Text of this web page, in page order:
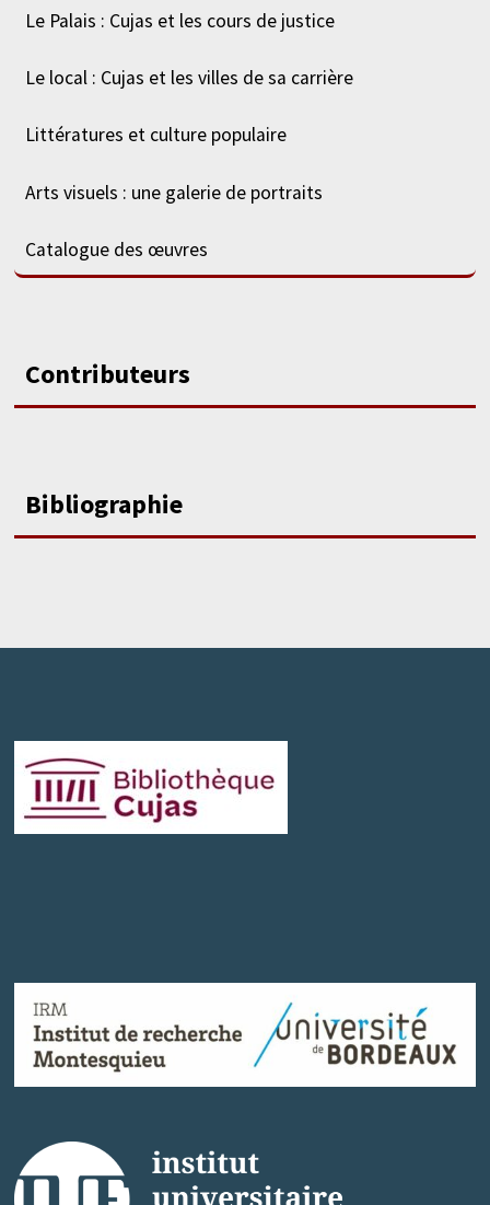
Le Palais : Cujas et les cours de justice
Le local : Cujas et les villes de sa carrière
Littératures et culture populaire
Arts visuels : une galerie de portraits
Catalogue des œuvres
Contributeurs
Bibliographie